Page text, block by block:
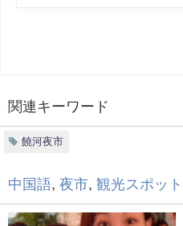
関連キーワード
饒河夜市
中国語 夜市 観光スポット